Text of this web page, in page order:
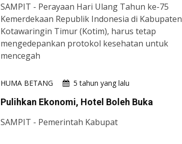
SAMPIT - Perayaan Hari Ulang Tahun ke-75
Kemerdekaan Republik Indonesia di Kabupaten
Kotawaringin Timur (Kotim), harus tetap
mengedepankan protokol kesehatan untuk
mencegah
HUMA BETANG 5 tahun yang lalu
Pulihkan Ekonomi, Hotel Boleh Buka
SAMPIT - Pemerintah Kabupat